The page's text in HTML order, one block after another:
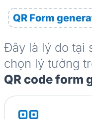
QR Form
Đây là lý do tại
chọn lý tưởng
QR code form